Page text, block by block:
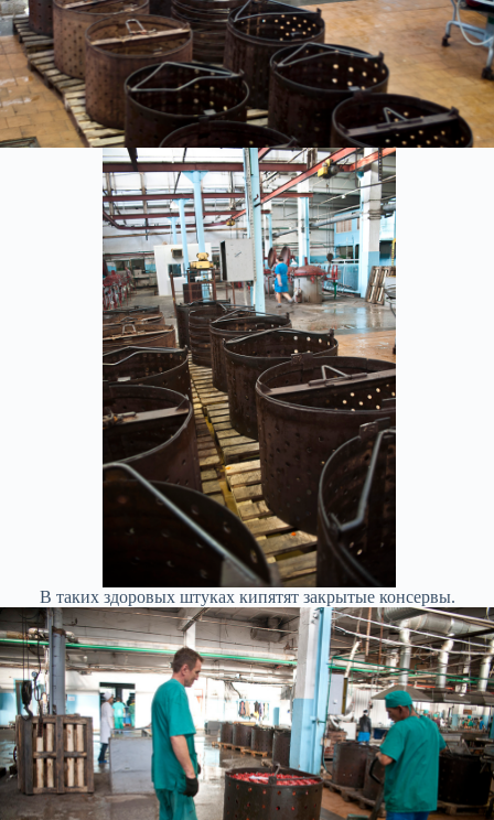
В таких здоровых штуках кипятят закрытые консервы.